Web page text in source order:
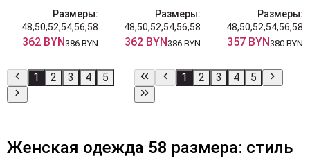
Размеры:
48,50,52,54,56,58
362 BYN386 BYN
Размеры:
48,50,52,54,56,58
362 BYN386 BYN
Размеры:
48,50,52,54,56,58
357 BYN380 BYN
1 2 3 4 5 1 2 3 4 5
Женская одежда 58 размера: стиль